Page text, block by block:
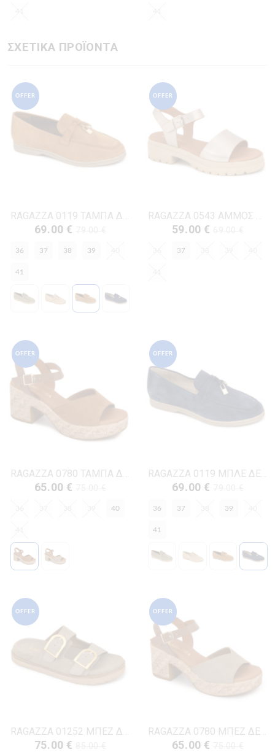
ΣΧΕΤΙΚΑ ΠΡΟΪΟΝΤΑ
OFFER
RAGAZZA 0119 ΤΑΜΠΑ ΔΕΡΜΑ-NUBUK
69.00 €
36 37 38 39
41
OFFER
RAGAZZA 0543 ΑΜΜΟΣ ΔΕΡΜΑ
59.00 €
37
OFFER
65.00 €
40
OFFER
69.00 €
36 37 39
41
OFFER
75.00 €
OFFER
65.00 €